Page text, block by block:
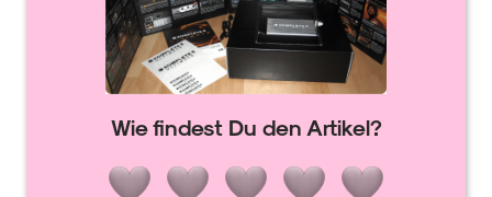
Wie findest Du den Artikel?